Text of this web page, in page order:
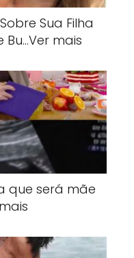
Sua Filha
Bu…Ver mais
que será mãe